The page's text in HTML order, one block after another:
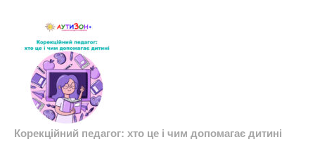
Корекційний педагог: хто це і чим допомагає дитині